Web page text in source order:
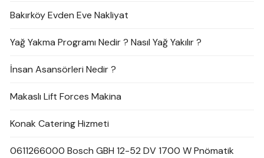
Bakırköy Evden Eve Nakliyat
Yağ Yakma Programı Nedir ? Nasıl Yağ Yakılır ?
İnsan Asansörleri Nedir ?
Makaslı Lift Forces Makina
Konak Catering Hizmeti
0611266000 Bosch GBH 12-52 DV 1700 W Pnömatik